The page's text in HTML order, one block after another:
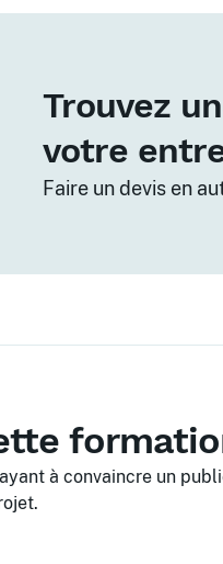
Trouvez
votre
Faire un devis en
à convaincre un